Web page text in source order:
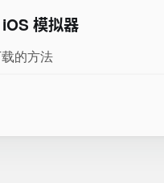
模拟器
的方法